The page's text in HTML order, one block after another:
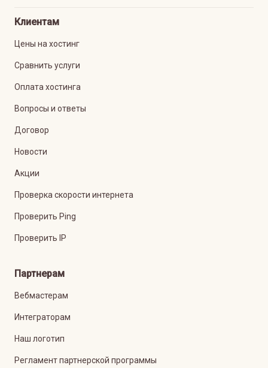
Клиентам
Цены на хостинг
Сравнить услуги
Оплата хостинга
Вопросы и ответы
Договор
Новости
Акции
Проверка скорости интернета
Проверить Ping
Проверить IP
Партнерам
Вебмастерам
Интеграторам
Наш логотип
Регламент партнерской программы